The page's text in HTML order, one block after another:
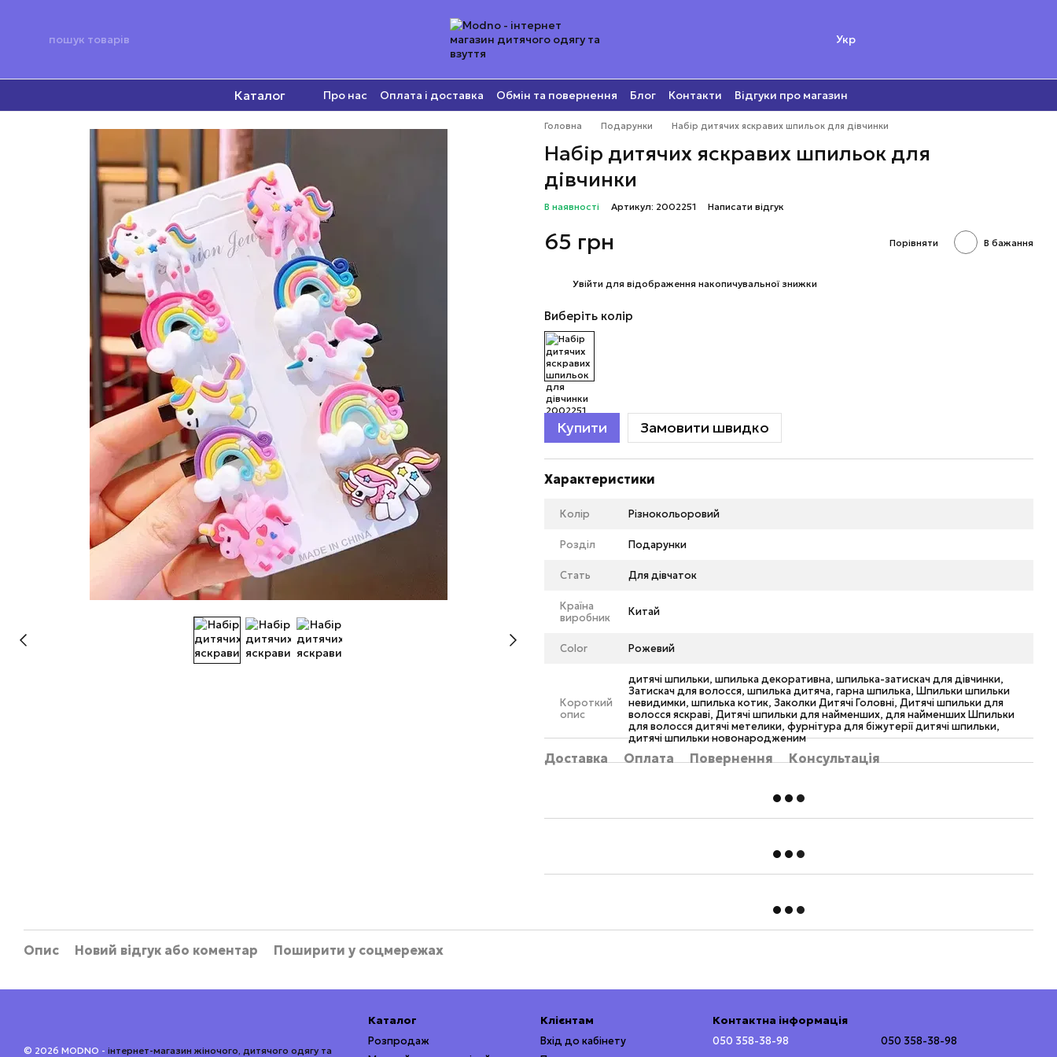
Укр
Каталог Про нас Оплата і доставка Обмін та повернення Блог Контакти Відгуки про магазин
Головна Подарунки Набір дитячих яскравих шпильок для дівчинки
Набір дитячих яскравих шпильок для
дівчинки
В наявності Артикул: 2002251 Написати відгук
65 грн Порівняти В бажання
Увійти для відображення накопичувальної знижки
Виберіть колір
Купити Замовити швидко
Характеристики
Колір Різнокольоровий
Розділ Подарунки
Стать Для дівчаток
Країна
виробник
Китай
Color Рожевий
Короткий
опис
дитячі шпильки, шпилька декоративна, шпилька-затискач для дівчинки,
Затискач для волосся, шпилька дитяча, гарна шпилька, Шпильки шпильки
невидимки, шпилька котик, Заколки Дитячі Головні, Дитячі шпильки для
волосся яскраві, Дитячі шпильки для найменших, для найменших Шпильки
для волосся дитячі метелики, фурнітура для біжутерії дитячі шпильки,
дитячі шпильки новонародженим
Доставка Оплата Повернення Консультація
Опис Новий відгук або коментар Поширити у соцмережах
© 2026 MODNO - інтернет-магазин жіночого, дитячого одягу та
Каталог
Розпродаж
Клієнтам
Вхід до кабінету
Контактна інформація
050 358-38-98
050 358-38-98